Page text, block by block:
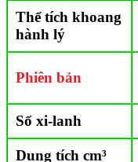
Thể tích khoang
hành lý
Phiên bản
Số xi-lanh
Dung tích cm³